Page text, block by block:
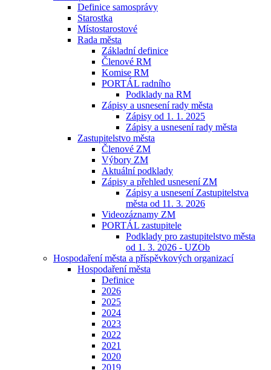
Definice samosprávy
Starostka
Místostarostové
Rada města
Základní definice
Členové RM
Komise RM
PORTÁL radního
Podklady na RM
Zápisy a usnesení rady města
Zápisy od 1. 1. 2025
Zápisy a usnesení rady města
Zastupitelstvo města
Členové ZM
Výbory ZM
Aktuální podklady
Zápisy a přehled usnesení ZM
Zápisy a usnesení Zastupitelstva
města od 11. 3. 2026
Videozáznamy ZM
PORTÁL zastupitele
Podklady pro zastupitelstvo města
od 1. 3. 2026 - UZOb
Hospodaření města a příspěvkových organizací
Hospodaření města
Definice
2026
2025
2024
2023
2022
2021
2020
2019